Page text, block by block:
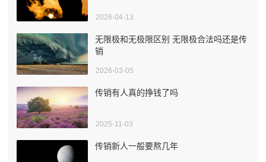
2026-04-13
无限极和无极限区别 无限极合法吗还是传
销
2026-03-05
传销有人真的挣钱了吗
2025-11-03
传销新人一般要熬几年